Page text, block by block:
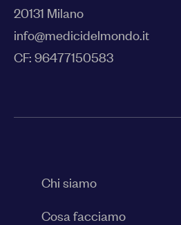
20131 Milano
info@medicidelmondo.it
CF: 96477150583
Chi siamo
Cosa facciamo